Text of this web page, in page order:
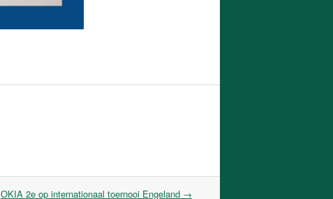
OKIA 2e op internationaal toernooi Engeland →